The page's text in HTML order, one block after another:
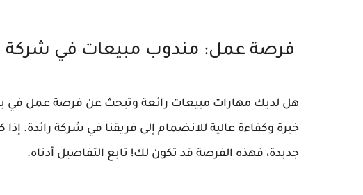
فرصة عمل: مندوب مبيعات في شركة
هل لديك مهارات مبيعات رائعة وتبحث عن فرصة عمل في
خبرة وكفاءة عالية للانضمام إلى فريقنا في شركة رائدة.
جديدة، فهذه الفرصة قد تكون لك! تابع التفاصيل أدناه.